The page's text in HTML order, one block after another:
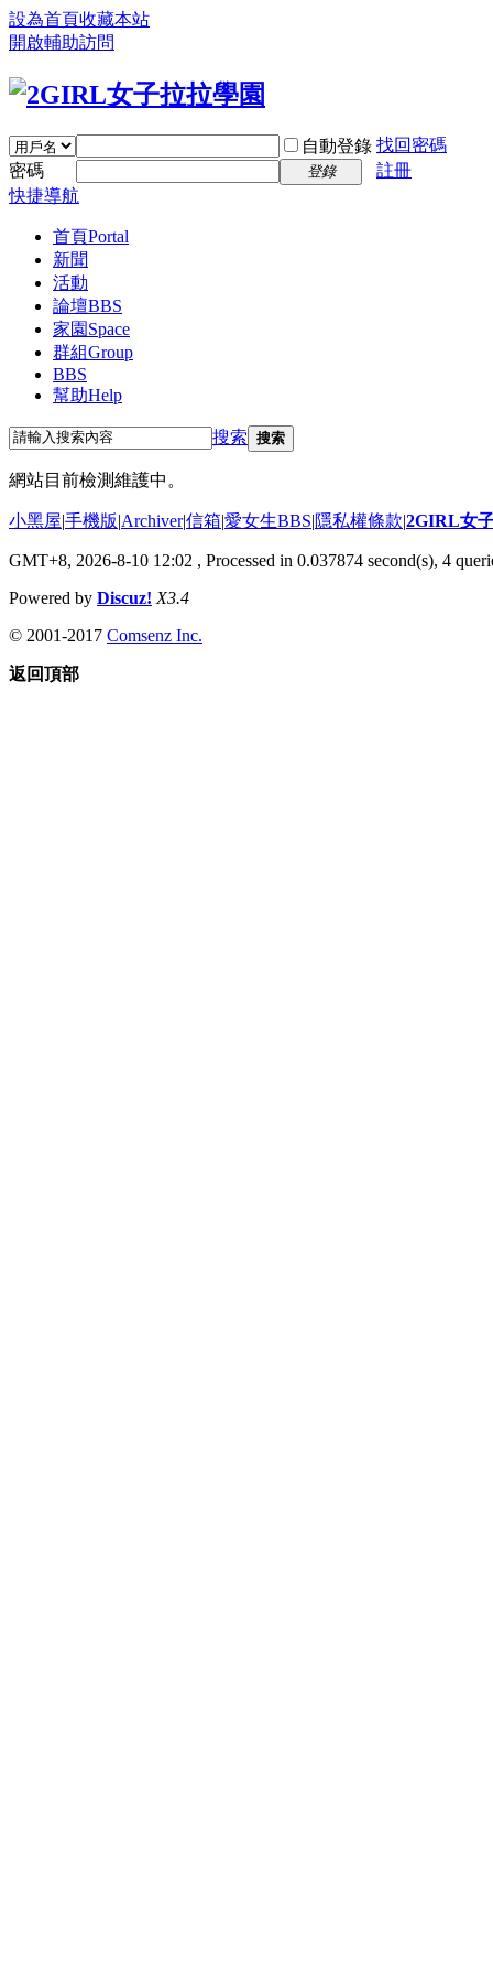
設為首頁收藏本站
開啟輔助訪問
自動登錄 找回密碼
密碼
登錄
註冊
快捷導航
首頁Portal
新聞
活動
論壇BBS
家園 Space
群組Group
BBS
幫助Help
搜索 搜索
網站目前檢測維護中。
小黑屋|手機版|Archiver|信箱|愛女生BBS|隱私權條款|2GIRL女
GMT+8, 2026-8-10 12:02 , Processed in 0.037874 second(s), 4
Powered by Discuz! X3.4
© 2001-2017 Comsenz Inc.
返回頂部